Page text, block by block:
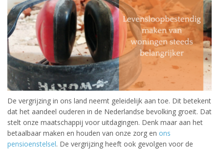
De vergrijzing in ons land neemt geleidelijk aan toe. Dit betekent
dat het aandeel ouderen in de Nederlandse bevolking groeit. Dat
stelt onze maatschappij voor uitdagingen. Denk maar aan het
betaalbaar maken en houden van onze zorg en ons
pensioenstelsel. De vergrijzing heeft ook gevolgen voor de